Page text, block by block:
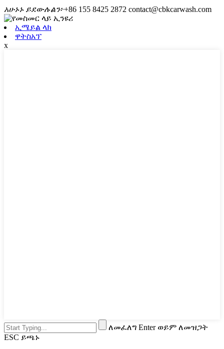
አሁኑኑ ይደውሉልን፦+86 155 8425 2872 contact@cbkcarwash.com
ኢሜይል ላክ
ዋትስአፕ
x
ለመፈለግ Enter ወይም ለመዝጋት
ESC ይጫኑ